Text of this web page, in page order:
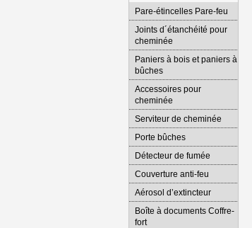
Pare-étincelles Pare-feu
Joints d´étanchéité pour
cheminée
Paniers à bois et paniers à
bûches
Accessoires pour
cheminée
Serviteur de cheminée
Porte bûches
Détecteur de fumée
Couverture anti-feu
Aérosol d’extincteur
Boîte à documents Coffre-
fort